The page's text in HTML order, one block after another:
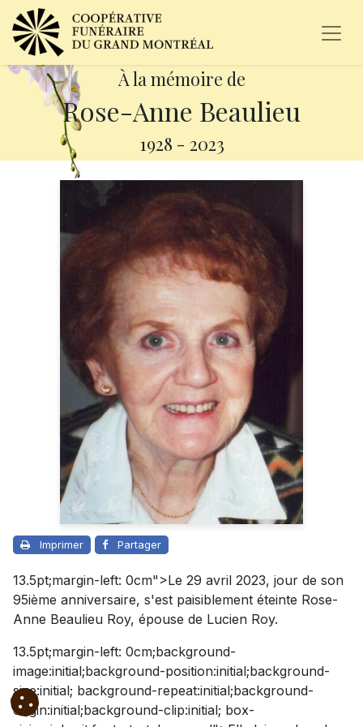
À la mémoire de
Rose-Anne Beaulieu
1928 - 2023
Imprimer Partager
13.5pt;margin-left: 0cm">Le 29 avril 2023, jour de son
95ième anniversaire, s'est paisiblement éteinte Rose-
Anne Beaulieu Roy, épouse de Lucien Roy.
13.5pt;margin-left: 0cm;background-
image:initial;background-position:initial;background-
size:initial; background-repeat:initial;background-
origin:initial;background-clip:initial; box-